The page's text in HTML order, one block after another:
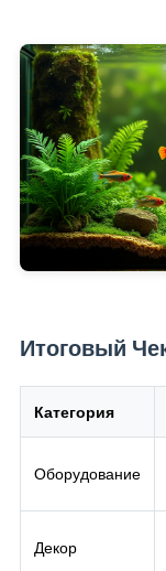
Итоговый
Категория
Оборудование
Декор